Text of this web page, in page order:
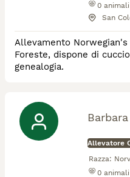
0
San
Allevamento
Foreste, dispone di
genealogia.
Barbara
Allevatore
Razza:
0